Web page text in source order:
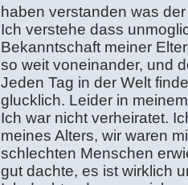
haben verstanden was
Ich verstehe dass
Bekanntschaft meiner
so weit voneinander, und
Jeden Tag in der Welt
glucklich. Leider in
Ich war nicht verheiratet.
meines Alters, wir waren
schlechten Menschen
gut dachte, es ist wirklich